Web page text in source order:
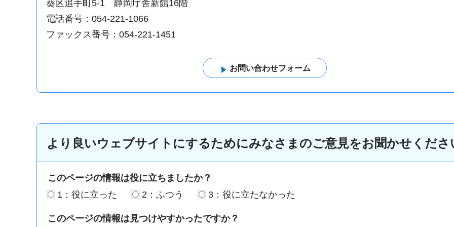
葵区追手町5-1 静岡庁舎新館16階
電話番号：054-221-1066
ファックス番号：054-221-1451
より良いウェブサイトにするためにみなさまのご意見をお聞かせくださ
このページの情報は役に立ちましたか？
1：役に立った
2：ふつう 3：役に立たなかった
このページの情報は見つけやすかったですか？